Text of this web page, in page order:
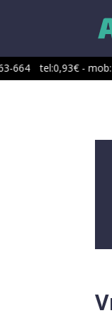
664 tel:0,93€ -